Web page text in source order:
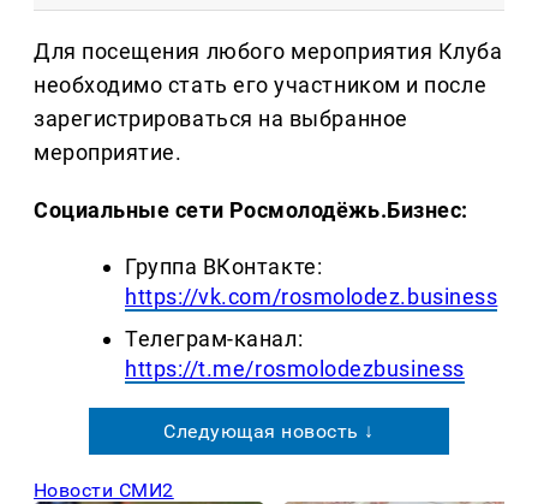
Для посещения любого мероприятия Клуба
необходимо стать его участником и после
зарегистрироваться на выбранное
мероприятие.
Социальные сети Росмолодёжь.Бизнес:
Группа ВКонтакте:
https://vk.com/rosmolodez.business
Телеграм-канал:
https://t.me/rosmolodezbusiness
Следующая новость ↓
Новости СМИ2